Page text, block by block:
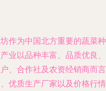
作为中国北方重要的蔬菜
业以品种丰富、品质优良
、合作社及农资经销商而
优质生产厂家以及价格行